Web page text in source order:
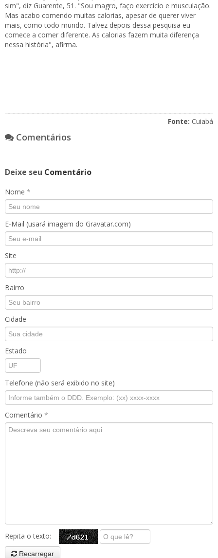
sim", diz Guarente, 51. "Sou magro, faço exercício e musculação.
Mas acabo comendo muitas calorias, apesar de querer viver
mais, como todo mundo. Talvez depois dessa pesquisa eu
comece a comer diferente. As calorias fazem muita diferença
nessa história", afirma.
Fonte: Cuiabá
Comentários
Deixe seu Comentário
Nome *
E-Mail (usará imagem do Gravatar.com)
Site
Bairro
Cidade
Estado
Telefone (não será exibido no site)
Comentário *
Repita o texto:
Recarregar